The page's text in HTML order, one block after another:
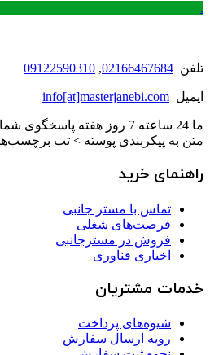
.
تلفن 02166467684
,
09122590310
ایمیل info[at]masterjanebi.com
ما 24 ساعته 7 روز هفته
متن به پیکربندی پوسته > تب برچسب‌ها
راهنمای خرید
تماس با مستر جانبی
فرصت‌های شغلی
فروش در مسترجانبی
اخباری فناوری
خدمات مشتریان
شیوه‌های پرداخت
رویه ارسال سفارش